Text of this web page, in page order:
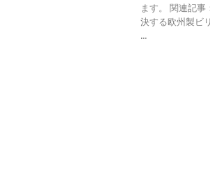
ます。 関連記
決する欧州製ビ
...